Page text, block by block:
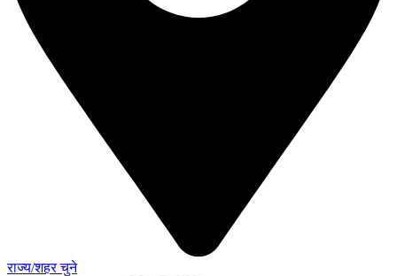
राज्य/शहर चुने